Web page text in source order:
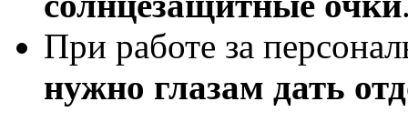
При работе за
нужно глазам дать